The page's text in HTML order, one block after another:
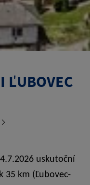
ĽUBOVEC
uskutoční
35 km (Ľubovec-